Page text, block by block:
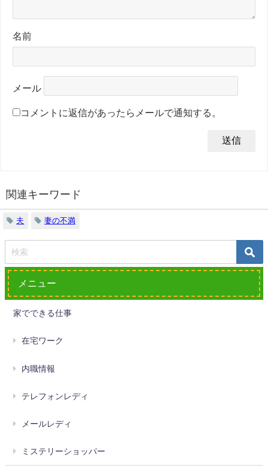
名前
メール
コメントに返信があったらメールで通知する。
関連キーワード
夫 妻の不満
メニュー
家でできる仕事
在宅ワーク
内職情報
テレフォンレディ
メールレディ
ミステリーショッパー